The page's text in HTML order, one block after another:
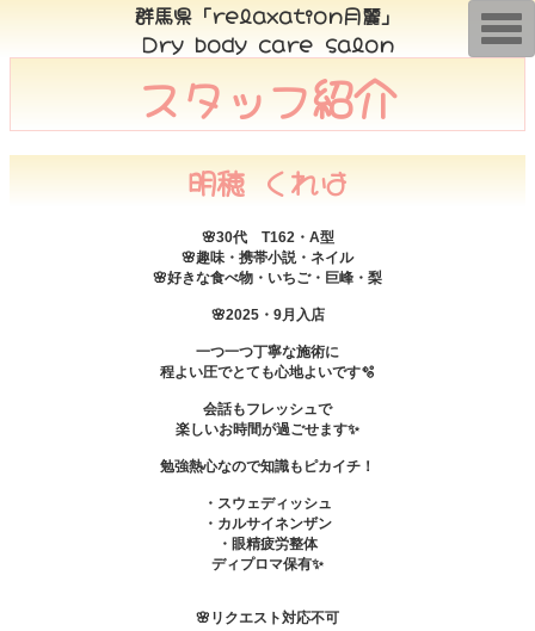
群馬県「relaxation月麗」
Dry body care salon
スタッフ紹介
明穂 くれは
🌸30代 T162・A型
🌸趣味・携帯小説・ネイル
🌸好きな食べ物・いちご・巨峰・梨
🌸2025・9月入店
一つ一つ丁寧な施術に
程よい圧でとても心地よいです🫧
会話もフレッシュで
楽しいお時間が過ごせます✨
勉強熱心なので知識もピカイチ！
・スウェディッシュ
・カルサイネンザン
・眼精疲労整体
ディプロマ保有✨
🌸リクエスト対応不可
T
o
g
n